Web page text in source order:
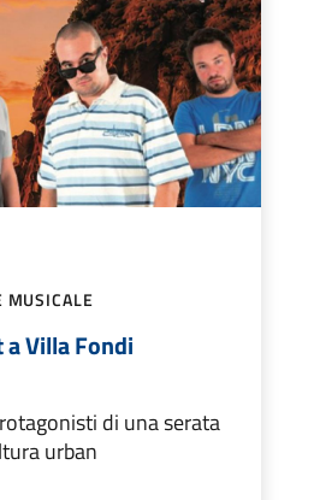
MUSICALE
Villa Fondi
di una serata
urban